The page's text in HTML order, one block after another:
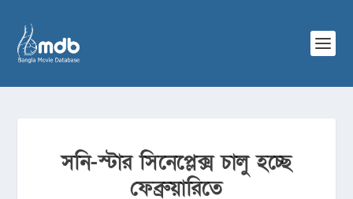
সনি-স্টার সিনেপ্লেক্স চালু হচ্ছে
ফেব্রুয়ারিতে